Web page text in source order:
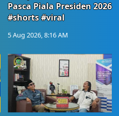
Pasca Piala Presiden 2026
#shorts #viral
5 Aug 2026, 8:16 AM